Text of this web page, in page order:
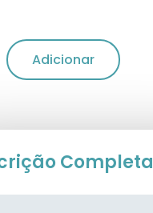
Adicionar
Completa